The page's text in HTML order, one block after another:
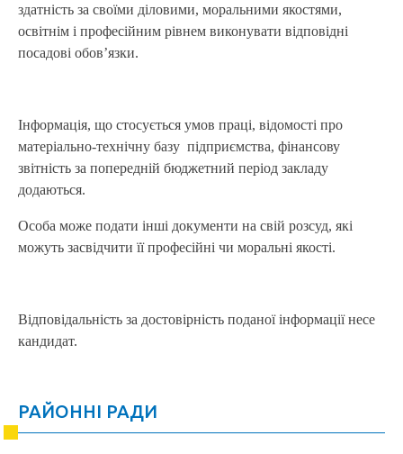
здатність за своїми діловими, моральними якостями,
освітнім і професійним рівнем виконувати відповідні
посадові обов’язки.
Інформація, що стосується умов праці, відомості про
матеріально-технічну базу підприємства, фінансову
звітність за попередній бюджетний період закладу
додаються.
Особа може подати інші документи на свій розсуд, які
можуть засвідчити її професійні чи моральні якості.
Відповідальність за достовірність поданої інформації несе
кандидат.
РАЙОННІ РАДИ